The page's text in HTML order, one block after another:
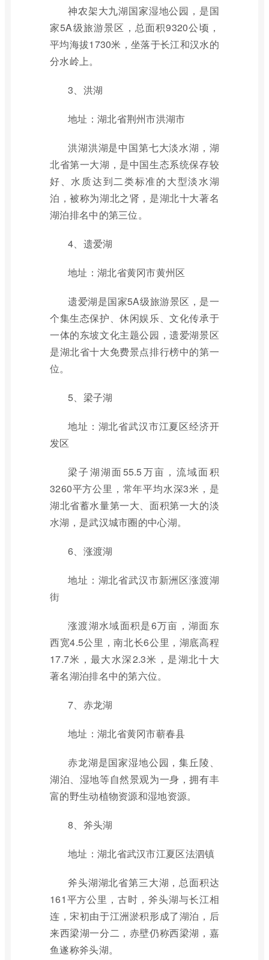
神农架大九湖国家湿地公园，是国
家5A级旅游景区，总面积9320公顷，
平均海拔1730米，坐落于长江和汉水的
分水岭上。
3、洪湖
地址：湖北省荆州市洪湖市
洪湖洪湖是中国第七大淡水湖，湖
北省第一大湖，是中国生态系统保存较
好、水质达到二类标准的大型淡水湖
泊，被称为湖北之肾，是湖北十大著名
湖泊排名中的第三位。
4、遗爱湖
地址：湖北省黄冈市黄州区
遗爱湖是国家5A级旅游景区，是一
个集生态保护、休闲娱乐、文化传承于
一体的东坡文化主题公园，遗爱湖景区
是湖北省十大免费景点排行榜中的第一
位。
5、梁子湖
地址：湖北省武汉市江夏区经济开
发区
梁子湖湖面55.5万亩，流域面积
3260平方公里，常年平均水深3米，是
湖北省蓄水量第一大、面积第一大的淡
水湖，是武汉城市圈的中心湖。
6、涨渡湖
地址：湖北省武汉市新洲区涨渡湖
街
涨渡湖水域面积是6万亩，湖面东
西宽4.5公里，南北长6公里，湖底高程
17.7米，最大水深2.3米，是湖北十大
著名湖泊排名中的第六位。
7、赤龙湖
地址：湖北省黄冈市蕲春县
赤龙湖是国家湿地公园，集丘陵、
湖泊、湿地等自然景观为一身，拥有丰
富的野生动植物资源和湿地资源。
8、斧头湖
地址：湖北省武汉市江夏区法泗镇
斧头湖湖北省第三大湖，总面积达
161平方公里，古时，斧头湖与长江相
连，宋初由于江洲淤积形成了湖泊，后
来西梁湖一分二，赤壁仍称西梁湖，嘉
鱼遂称斧头湖。